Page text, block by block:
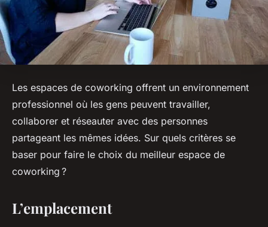
Les espaces de coworking offrent un environnement
professionnel où les gens peuvent travailler,
collaborer et réseauter avec des personnes
partageant les mêmes idées. Sur quels critères se
baser pour faire le choix du meilleur espace de
coworking ?
L’emplacement